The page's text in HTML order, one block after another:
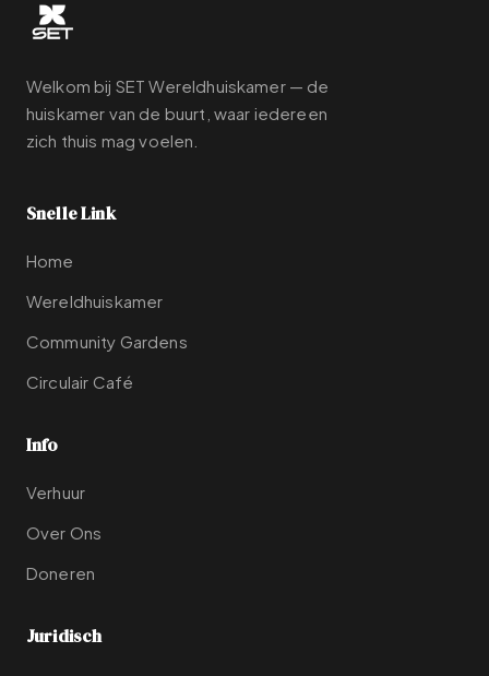
Welkom bij SET Wereldhuiskamer — de
huiskamer van de buurt, waar iedereen
zich thuis mag voelen.
Snelle Link
Home
Wereldhuiskamer
Community Gardens
Circulair Café
Info
Verhuur
Over Ons
Doneren
Juridisch